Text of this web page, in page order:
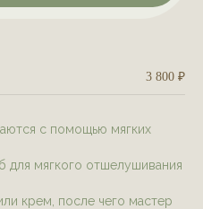
3 800 ₽
с помощью мягких
для мягкого отшелушивания
крем, после чего мастер